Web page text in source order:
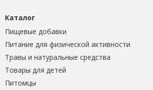
Каталог
Пищевые добавки
Питание для физической активности
Травы и натуральные средства
Товары для детей
Питомцы